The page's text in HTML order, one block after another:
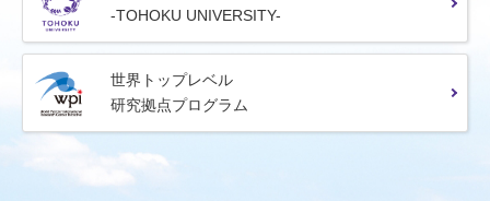
-TOHOKU UNIVERSITY-
世界トップレベル
研究拠点プログラム